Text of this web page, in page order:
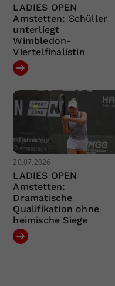
LADIES OPEN
Amstetten: Schüller
unterliegt
Wimbledon-
Viertelfinalistin
20.07.2026
LADIES OPEN
Amstetten:
Dramatische
Qualifikation ohne
heimische Siege